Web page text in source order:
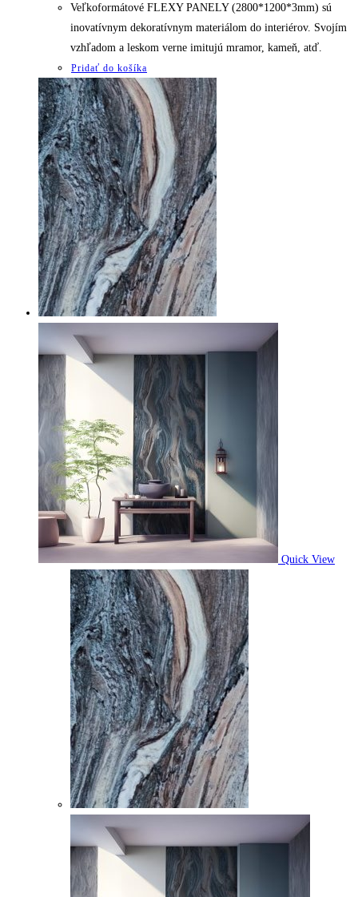
Veľkoformátové FLEXY PANELY (2800*1200*3mm) sú
inovatívnym dekoratívnym materiálom do interiérov. Svojím
vzhľadom a leskom verne imitujú mramor, kameň, atď.
Pridať do košíka
Quick View